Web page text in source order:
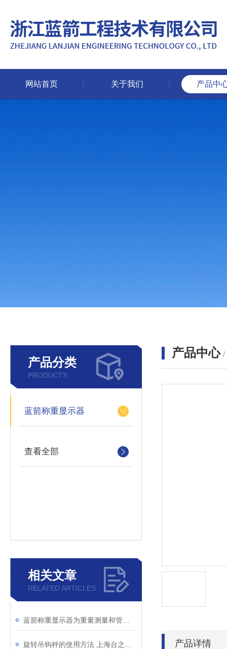
网站首页 关于我们 产品中
产品分类
PRODUCTS
蓝箭称重显示器
查看全部
相关文章
RELATED ARTICLES
产品中心 /
产品详情